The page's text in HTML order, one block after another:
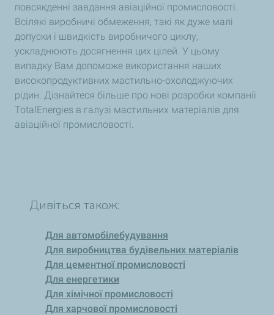
повсякденні завдання авіаційної промисловості.
Всілякі виробничі обмеження, такі як дуже малі
допуски і швидкість виробничого циклу,
ускладнюють досягнення цих цілей. У цьому
випадку Вам допоможе використання наших
високопродуктивних мастильно-охолоджуючих
рідин. Дізнайтеся більше про нові розробки компанії
TotalEnergies в галузі мастильних матеріалів для
авіаційної промисловості.
Дивіться також:
Для автомобілебудування
Для виробництва будівельних матеріалів
Для цементної промисловості
Для енергетики
Для хімічної промисловості
Для харчової промисловості